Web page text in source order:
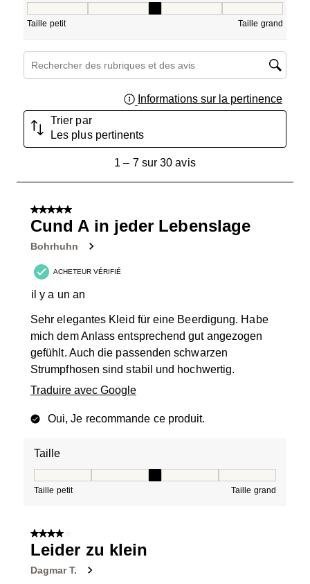
Taille petit Taille grand
Zone de recherche de sujet et d'avis
Informations sur la pertinence
Trier par
Les plus pertinents
sur
avis.
1 – 7 sur 30 avis
5 sur 5 étoiles.
Cund A in jeder Lebenslage
Bohrhuhn
ACHETEUR VÉRIFIÉ
il y a un an
Sehr elegantes Kleid für eine Beerdigung. Habe
mich dem Anlass entsprechend gut angezogen
gefühlt. Auch die passenden schwarzen
Strumpfhosen sind stabil und hochwertig.
Traduire avec Google
Oui, Je recommande ce produit.
Taille
Taille petit Taille grand
4 sur 5 étoiles.
Leider zu klein
Dagmar T.